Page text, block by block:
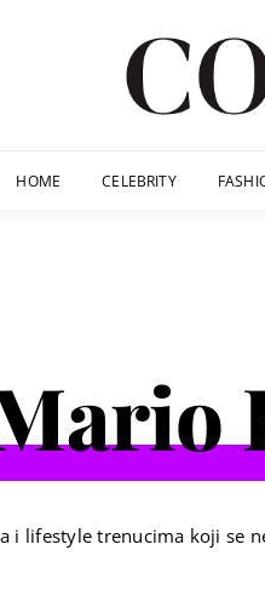
HOME CELEBRITY
i lifestyle trenucima koji se